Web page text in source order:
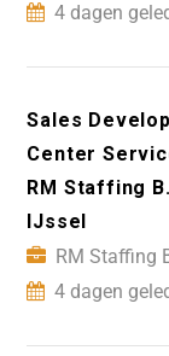
4 dagen
Sales
Center
RM Staffing
IJssel
RM Staffing
4 dagen